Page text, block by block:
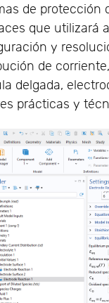
de protección
que utilizará
y
de
delgada,
prácticas y